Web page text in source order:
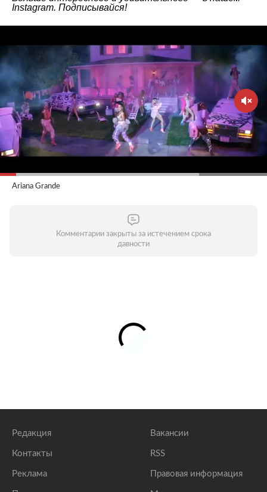
Instagram. Подписывайся!
Ariana Grande
Комментарии закрыты за истечением срока
давности
Редакция
Контакты
Реклама
Вакансии
RSS
Правовая информация